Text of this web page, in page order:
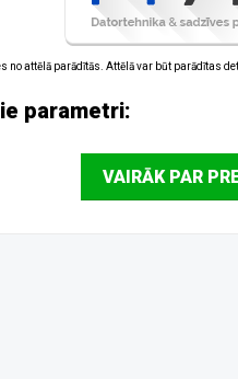
no attēlā parādītās. Attēlā var būt parādītas
parametri:
VAIRĀK PAR